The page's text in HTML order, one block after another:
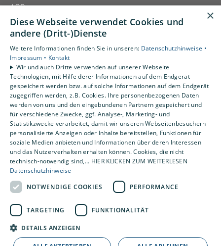
AGB
Unsere Bereiche
Gewerbekunden
Karriere
Unternehmen
Kontakt
×
Diese Webseite verwendet Cookies und
andere (Dritt-)Dienste
Weitere Informationen finden Sie in unseren: Datenschutzhinweise •
Impressum • Kontakt
Wir und auch Dritte verwenden auf unserer Webseite
Technologien, mit Hilfe derer Informationen auf dem Endgerät
gespeichert werden bzw. auf solche Informationen auf dem Endgerät
zugegriffen werden, z.B. Cookies. Ihre personenbezogenen Daten
werden von uns und den eingebundenen Partnern gespeichert und
für verschiedene Zwecke, ggf. Analyse-, Marketing- und
Statistikzwecke verarbeitet, damit wir unseren Webseitenbesuchern
personalisierte Anzeigen oder Inhalte bereitstellen, Funktionen für
soziale Medien anbieten und Informationen über deren Interessen
und das Nutzerverhalten erhalten können. Cookies, die nicht
technisch-notwendig sind,... HIER KLICKEN ZUM WEITERLESEN
Datenschutzhinweise
NOTWENDIGE COOKIES
PERFORMANCE
TARGETING FUNKTIONALITÄT
DETAILS ANZEIGEN